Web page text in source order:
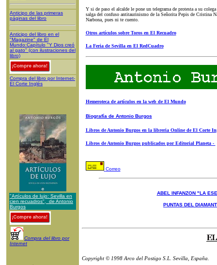
Anticipo de las primeras
páginas del libro
Anticipo del libro en el
"Magazine" de El
Mundo:Capítulo "Y Dios creó
al gato" (con ilustraciones del
libro)
Compra del libro por Internet-
El Corte Inglés
"Artículos de lujo: Sevilla en
cien recuadros", de Antonio
Burgos
Compra del libro por
Internet
Y si de paso el alcalde le pone un telegrama de protesta a su
salga del confuso antitaurinismo de la Señorita Pepis de Cristina
Narbona, pues ni te cuento.
Otros artículos sobre Toros en El Recuadro
La Feria de Sevilla en El RedCuadro
Hemeroteca de artículos en la web de El Mundo
Biografía de Antonio Burgos
Libros de Antonio Burgos en la libreria Online de El Corte
Libros de Antonio Burgos publicados por Editorial Planeta -
Correo
ABEL INFANZON "LA
PUNTAS DEL
Copyright © 1998 Arco del Postigo S.L. Sevilla, España.